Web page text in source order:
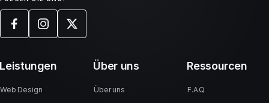
Leistungen
Web Design
Über uns
Über uns
Ressourcen
F.A.Q